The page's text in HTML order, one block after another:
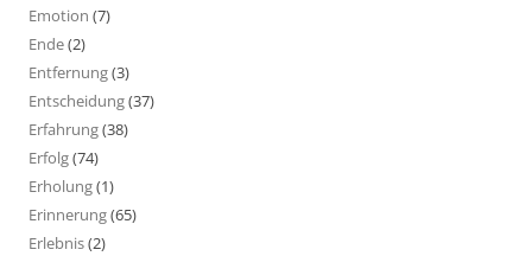
Emotion (7)
Ende(2)
Entfernung(3)
Entscheidung(37)
Erfahrung(38)
Erfolg(74)
Erholung(1)
Erinnerung(65)
Erlebnis(2)